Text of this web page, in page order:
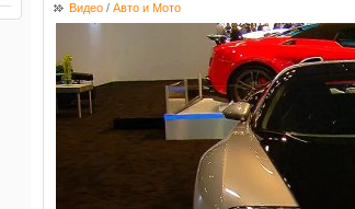
Видео / Авто и Мото